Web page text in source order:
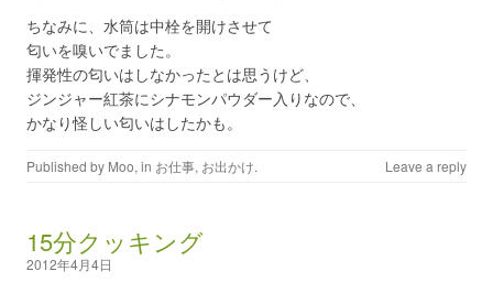
ちなみに、水筒は中栓を開けさせて
匂いを嗅いでました。
揮発性の匂いはしなかったとは思うけど、
ジンジャー紅茶にシナモンパウダー入りなので、
かなり怪しい匂いはしたかも。
Published by Moo, in お仕事, お出かけ. Leave a reply
15分クッキング
2012年4月4日